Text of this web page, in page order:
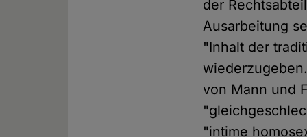
der
Ausarbeitung
"Inhalt der
von Mann und
"intime